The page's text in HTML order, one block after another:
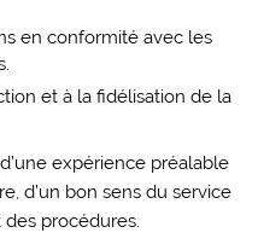
en conformité avec les
et à la fidélisation de la
expérience préalable
d’un bon sens du service
procédures.